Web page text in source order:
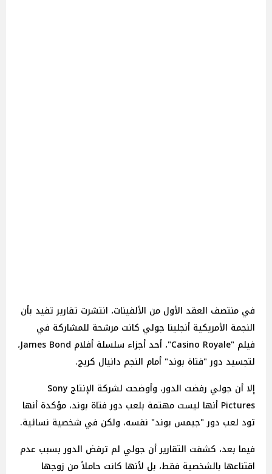
في منتصف العقد الأول من الألفينات، انتشرت تقارير تفيد بأن
النجمة الأمريكية أنجلينا جولي كانت مرشحة للمشاركة في
فيلم "Casino Royale"، أحد أجزاء سلسلة أفلام James Bond،
لتجسيد دور "فتاة بوند" أمام النجم دانيال كريج.
إلا أن جولي رفضت الدور، وأوضحت لشركة الإنتاج Sony
Pictures أنها ليست مهتمة بلعب دور فتاة بوند، مؤكدة أنها
تود لعب دور "جيمس بوند" نفسه، ولكن في شخصية نسائية.
فيما بعد، كشفت التقارير أن جولي لم ترفض الدور بسبب عدم
اقتناعها بالشخصية فقط، بل لأنها كانت حاملاً من زوجها